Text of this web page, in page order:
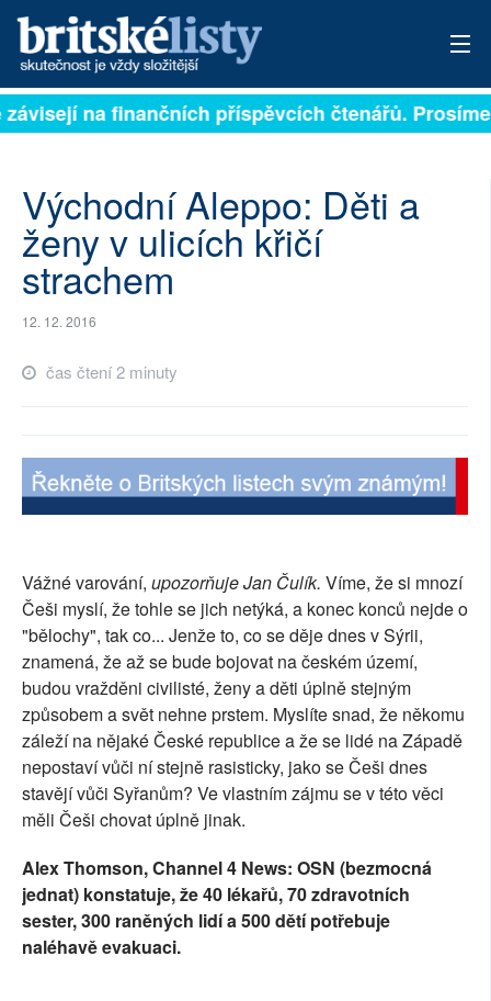
PŘIHLÁSIT
ARCHIV
ROZHOVORY
TÉMATA
NEJČTENĚJŠÍ ZA 7 DNÍ
PŘÍSPĚVKY NA PROVOZ
SOCIÁLNÍ SÍTĚ
PLNÁ VERZE STRÁNEK
na finančních příspěvcích čtenářů.
Východní Aleppo: Děti a
ženy v ulicích křičí
strachem
12. 12. 2016
čas čtení 2 minuty
Vážné varování, upozorňuje Jan Čulík. Víme, že si mnozí
Češi myslí, že tohle se jich netýká, a konec konců nejde o
"bělochy", tak co... Jenže to, co se děje dnes v Sýrii,
znamená, že až se bude bojovat na českém území,
budou vražděni civilisté, ženy a děti úplně stejným
způsobem a svět nehne prstem. Myslíte snad, že někomu
záleží na nějaké České republice a že se lidé na Západě
nepostaví vůči ní stejně rasisticky, jako se Češi dnes
stavějí vůči Syřanům? Ve vlastním zájmu se v této věci
měli Češi chovat úplně jinak.
Alex Thomson, Channel 4 News: OSN (bezmocná
jednat) konstatuje, že 40 lékařů, 70 zdravotních
sester, 300 raněných lidí a 500 dětí potřebuje
naléhavě evakuaci.